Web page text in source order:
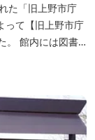
た「旧上野市庁
って【旧上野市庁
。 館内には図書
市観光インフォ
伊賀百貨